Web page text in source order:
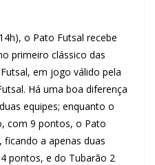
o Pato Futsal recebe
primeiro clássico das
em jogo válido pela
Há uma boa diferença
equipes; enquanto o
com 9 pontos, o Pato
a apenas duas
pontos, e do Tubarão 2